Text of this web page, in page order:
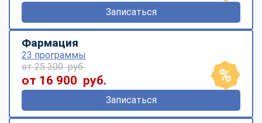
Записаться
Фармация
23 программы
от 25 300 руб.
от 16 900 руб.
Записаться